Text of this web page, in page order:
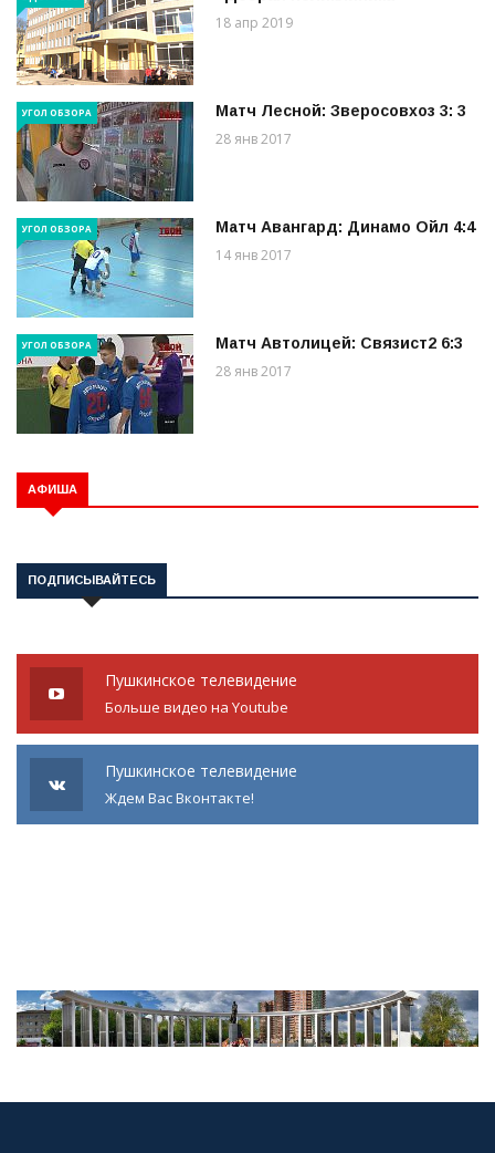
18 апр 2019
УГОЛ ОБЗОРА Матч Лесной: Зверосовхоз 3: 3
28 янв 2017
УГОЛ ОБЗОРА Матч Авангард: Динамо Ойл 4:4
14 янв 2017
УГОЛ ОБЗОРА Матч Автолицей: Связист2 6:3
28 янв 2017
АФИША
ПОДПИСЫВАЙТЕСЬ
Пушкинское телевидение
Больше видео на Youtube
Пушкинское телевидение
Ждем Вас Вконтакте!